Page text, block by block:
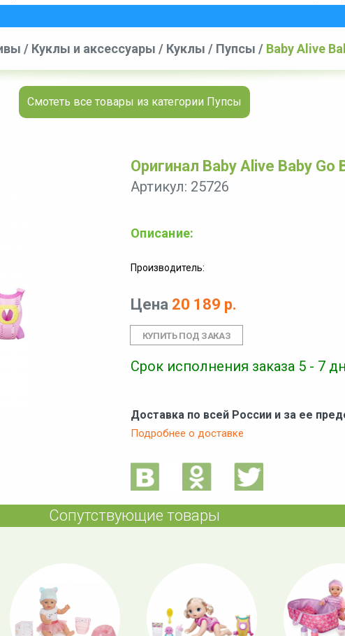
/ Куклы и аксессуары / Куклы / Пупсы / Baby Alive
Смотеть все товары из категории Пупсы
Оригинал Baby Alive Baby Go
Артикул: 25726
Описание:
Производитель:
Цена 20 189 р.
Срок исполнения заказа 5 - 7
Доставка по всей России и за ее
Подробнее о доставке
Сопутствующие товары